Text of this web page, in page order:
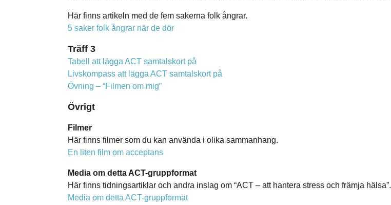
Här finns artikeln med de fem sakerna folk ångrar.
5 saker folk ångrar när de dör
Träff 3
Tabell att lägga ACT samtalskort på
Livskompass att lägga ACT samtalskort på
Övning – “Filmen om mig”
Övrigt
Filmer
Här finns filmer som du kan använda i olika sammanhang.
En liten film om acceptans
Media om detta ACT-gruppformat
Här finns tidningsartiklar och andra inslag om “ACT – att hantera stress och främja hälsa”.
Media om detta ACT-gruppformat